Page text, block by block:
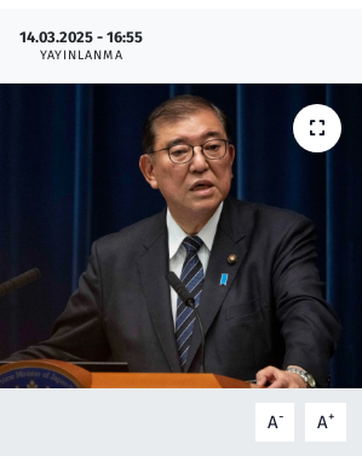
14.03.2025 - 16:55
YAYINLANMA
A- A+